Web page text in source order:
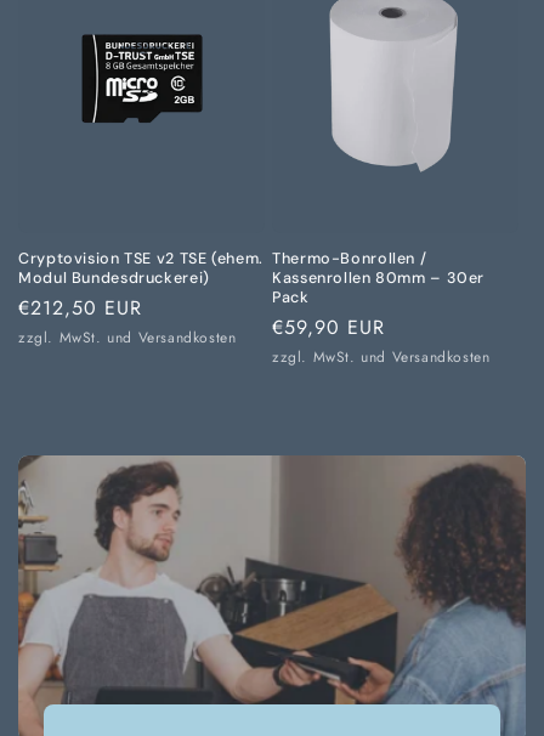
Cryptovision TSE v2 TSE (ehem.
Modul Bundesdruckerei)
Normaler
Preis
€212,50 EUR
zzgl. MwSt. und Versandkosten
Thermo-Bonrollen /
Kassenrollen 80mm – 30er
Pack
Normaler
Preis
€59,90 EUR
zzgl. MwSt. und Versandkosten